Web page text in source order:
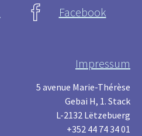
Facebook
Impressum
5 avenue Marie-Thérèse
Gebai H, 1. Stack
L-2132 Lëtzebuerg
+352 44 74 34 01